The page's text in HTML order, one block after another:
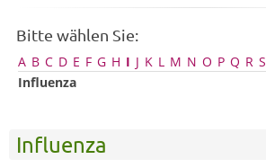
Bitte wählen Sie:
A B C D E F G H I J K L M N O P Q R S
Influenza
Influenza